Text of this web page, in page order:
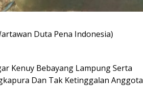
Duta Pena Indonesia)
Kenuy Bebayang Lampung Serta
Dan Tak Ketinggalan Anggota